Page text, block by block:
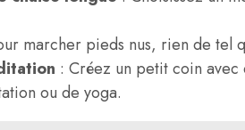
marcher pieds nus, rien de tel
: Créez un petit coin avec
ou de yoga.